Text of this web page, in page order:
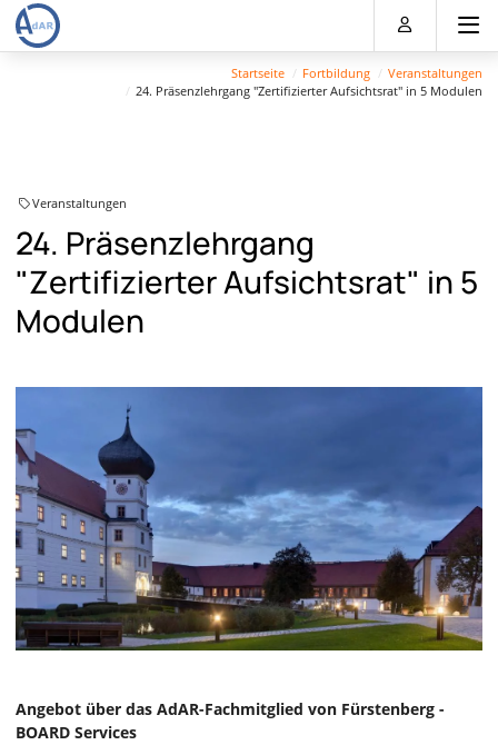
Direkt
zum
Inhalt
Direkt
zum
Hauptmenu
Direkt
zur
Suche
Direkt
zum
Footer
Startseite Fortbildung
Veranstaltungen
24. Präsenzlehrgang "Zertifizierter Aufsichtsrat" in 5 Modulen
Veranstaltungen
24. Präsenzlehrgang
"Zertifizierter Aufsichtsrat" in 5
Modulen
Angebot über das AdAR-Fachmitglied von Fürstenberg -
BOARD Services